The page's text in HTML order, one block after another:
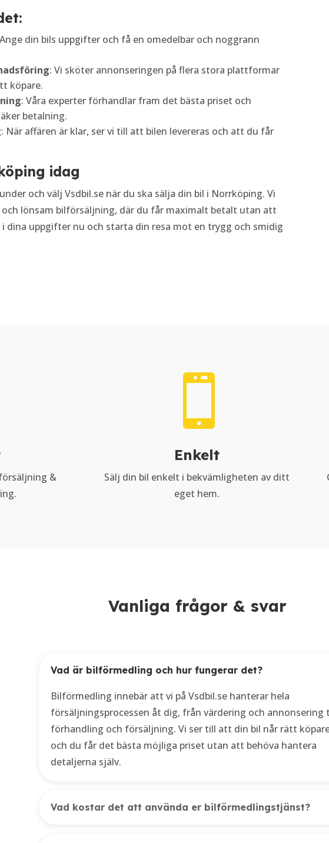
din bils uppgifter och få en omedelbar och noggrann
: Vi sköter annonseringen på flera stora plattformar
köpare.
: Våra experter förhandlar fram det bästa priset och
betalning.
: När affären är klar, ser vi till att bilen levereras och att du får
idag
och välj Vsdbil.se när du ska sälja din bil i Norrköping. Vi
och lönsam bilförsäljning, där du får maximalt betalt utan att
dina uppgifter nu och starta din resa mot en trygg och smidig
&

Enkelt
Sälj din bil enkelt i bekvämligheten av ditt
eget hem.
Vanliga frågor & svar
Vad är bilförmedling och hur fungerar det?
Bilförmedling innebär att vi på Vsdbil.se hanterar hela
försäljningsprocessen åt dig, från värdering och annonsering
förhandling och försäljning. Vi ser till att din bil når rätt
och du får det bästa möjliga priset utan att behöva hantera
detaljerna själv.
Vad kostar det att använda er bilförmedlingstjänst?